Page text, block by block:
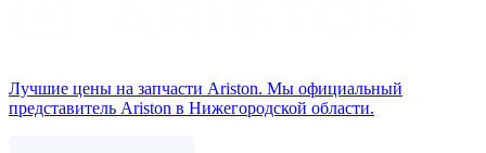
Лучшие цены на запчасти Аriston. Мы официальный
представитель Ariston в Нижегородской области.